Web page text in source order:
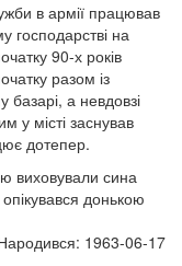
в армії працював
господарстві на
90-х років
разом із
а невдовзі
у місті заснував
дотепер.
виховували сина
донькою
1963-06-17